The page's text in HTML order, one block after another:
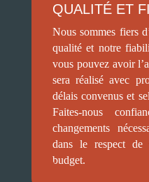
QUALITÉ ET
Nous sommes fiers
qualité et notre
vous pouvez avoir
sera réalisé avec
délais convenus et
Faites-nous
changements
dans le respect
budget.